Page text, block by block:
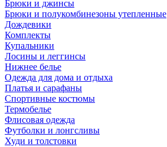
Брюки и джинсы
Брюки и полукомбинезоны утепленные
Дождевики
Комплекты
Купальники
Лосины и леггинсы
Нижнее белье
Одежда для дома и отдыха
Платья и сарафаны
Спортивные костюмы
Термобелье
Флисовая одежда
Футболки и лонгсливы
Худи и толстовки